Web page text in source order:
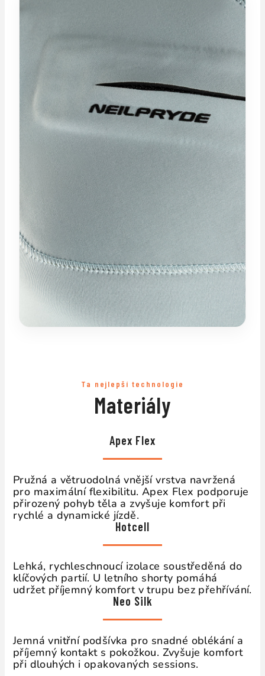
Ta nejlepší technologie
Materiály
Apex Flex
Pružná a větruodolná vnější vrstva navržená
pro maximální flexibilitu. Apex Flex podporuje
přirozený pohyb těla a zvyšuje komfort při
rychlé a dynamické jízdě.
Hotcell
Lehká, rychleschnoucí izolace soustředěná do
klíčových partií. U letního shorty pomáhá
udržet příjemný komfort v trupu bez přehřívání.
Neo Silk
Jemná vnitřní podšívka pro snadné oblékání a
příjemný kontakt s pokožkou. Zvyšuje komfort
při dlouhých i opakovaných sessions.